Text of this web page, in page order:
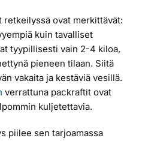
ovat merkittävät:
kuin tavalliset
tyypillisesti vain 2-4 kiloa,
pieneen tilaan. Siitä
vakaita ja kestäviä vesillä.
verrattuna packraftit ovat
kuljetettavia.
piilee sen tarjoamassa